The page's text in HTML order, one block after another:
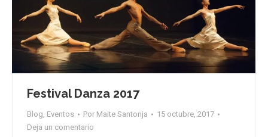
Festival Danza 2017
Blog Eventos Por Maite Santonja
15 octubre, 2017
Deja un comentario